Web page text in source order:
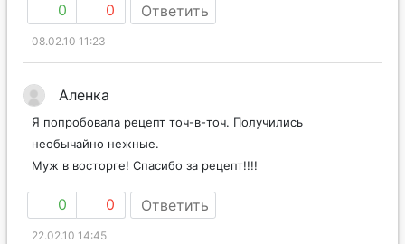
0 0 Ответить
08.02.10 11:23
Аленка
Я попробовала рецепт точ-в-точ. Получились
необычайно нежные.
Муж в восторге! Спасибо за рецепт!!!!
0 0 Ответить
22.02.10 14:45